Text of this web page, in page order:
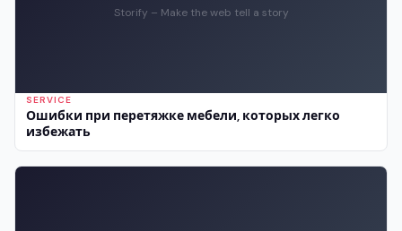
Storify – Make the web tell a story
SERVICE
Ошибки при перетяжке мебели, которых легко
избежать